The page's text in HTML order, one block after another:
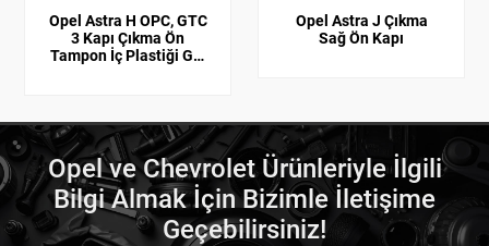
Opel Astra H OPC, GTC
3 Kapı Çıkma Ön
Tampon İç Plastiği GM
Opel Astra J Çıkma
Sağ Ön Kapı
Opel ve Chevrolet Ürünleriyle İlgili
Bilgi Almak İçin Bizimle İletişime
Geçebilirsiniz!